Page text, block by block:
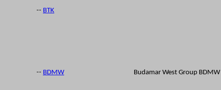
-- BTK
-- BDMW Budamar West Group BDMW